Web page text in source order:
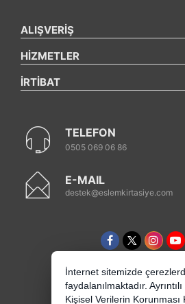
ALIŞVERİŞ
HİZMETLER
İRTİBAT
TELEFON
0505 069 06 86
E-MAIL
destek@eslemkirtasiye.com
İnternet sitemizde
faydalanılmaktadır.
Kişisel Verilerin Korunması